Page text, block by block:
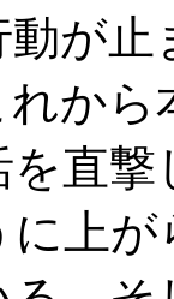
動が止
から
直
上